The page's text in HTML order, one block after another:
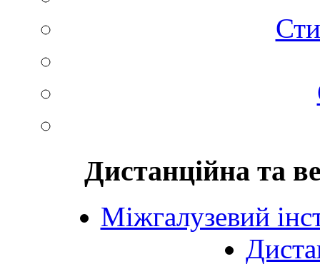
Дистанційна та
Міжгалузевий